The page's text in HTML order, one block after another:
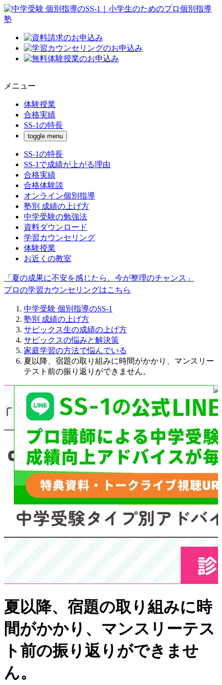
メニュー
体験授業
合格実績
SS-1の特長
toggle menu
SS-1の特長
SS-1で成績が上がる理由
合格実績
合格体験談
オンライン個別指導
塾別 成績の上げ方
中学受験の勉強法
資料ダウンロード
学習カウンセリング
体験授業
お近くの教室
「夏の成果に不安を感じたら、今が整理のチャンス」
プロの学習カウンセリングはこちら
中学受験 個別指導のSS-1
塾別 成績の上げ方
サピックス生の成績の上げ方
サピックスの悩みと解決策
家庭学習の方法で悩んでいる
夏以降、宿題の取り組みに時間がかかり、マンスリー
テスト前の振り返りができません。
夏以降、宿題の取り組みに時
間がかかり、マンスリーテス
ト前の振り返りができませ
ん。